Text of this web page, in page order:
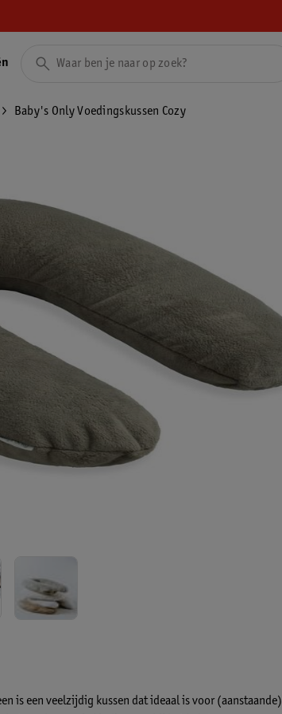
Baby's Only Voedingskussen Cozy
is een veelzijdig kussen dat ideaal is voor (aanstaande)